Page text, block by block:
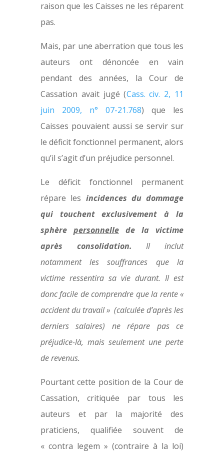
raison que les Caisses ne les réparent
pas.
Mais, par une aberration que tous les
auteurs ont dénoncée en vain
pendant des années, la Cour de
Cassation avait jugé (Cass. civ. 2, 11
juin 2009, n° 07-21.768) que les
Caisses pouvaient aussi se servir sur
le déficit fonctionnel permanent, alors
qu’il s’agit d’un préjudice personnel.
Le déficit fonctionnel permanent
répare les incidences du dommage
qui touchent exclusivement à la
sphère personnellede la victime
après consolidation.Il inclut
notamment les souffrances que la
victime ressentira sa vie durant. Il est
donc facile de comprendre que la rente «
accident du travail » (calculée d’après les
derniers salaires) ne répare pas ce
préjudice-là, mais seulement une perte
de revenus.
Pourtant cette position de la Cour de
Cassation, critiquée par tous les
auteurs et par la majorité des
praticiens, qualifiée souvent de
« contra legem » (contraire à la loi)